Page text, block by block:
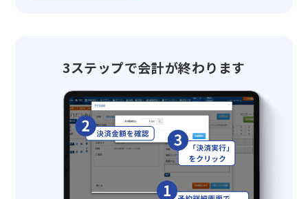
3ステップで会計が終わります